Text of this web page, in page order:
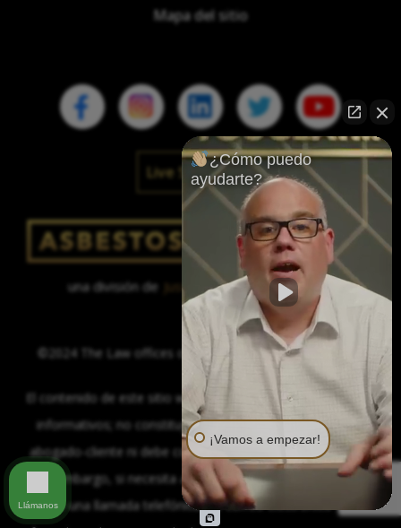
Mapa del sitio
Live Social Feed
una división de Justinian C. Lane, Esq. – PLLC
©2024 The Law offices of Justinian C. Lane, Esq. – PLLC
El contenido de este sitio web se proporciona sólo con fines
informativos; no constituye la formación de una relación
abogado-cliente ni debe considerarse asesoramiento legal.
Sin embargo, si necesita asesoramiento legal, estamos a
sólo una llamada telefónica, un correo electrónico o un
¿Cómo puedo
ayudarte?
¡Vamos a empezar!
Llámanos